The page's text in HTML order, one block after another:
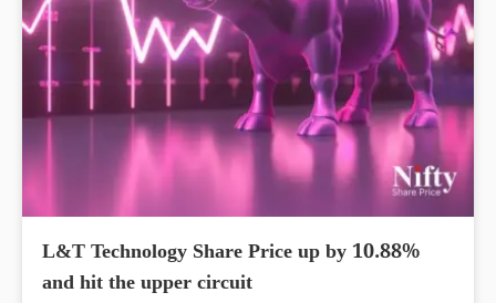
L&T Technology Share Price up by 10.88%
and hit the upper circuit